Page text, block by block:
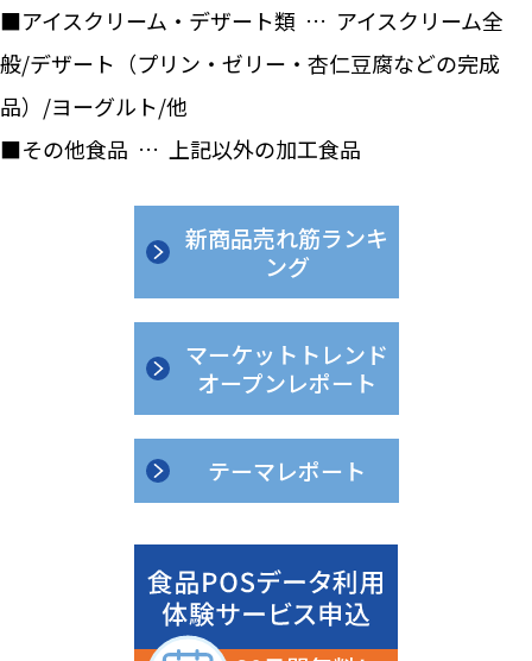
■アイスクリーム・デザート類 … アイスクリーム全
般/デザート（プリン・ゼリー・杏仁豆腐などの完成
品）/ヨーグルト/他
■その他食品 … 上記以外の加工食品
新商品売れ筋ランキ
ング
マーケットトレンド
オープンレポート
テーマレポート